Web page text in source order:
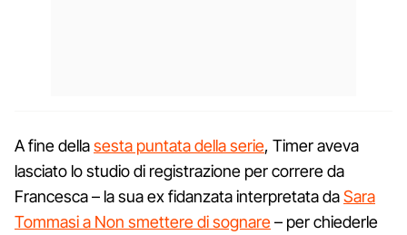
A fine dellasesta puntata della serie, Timer aveva
lasciato lo studio di registrazione per correre da
Francesca – la sua ex fidanzata interpretata daSara
Tommasi a Non smettere di sognare– per chiederle